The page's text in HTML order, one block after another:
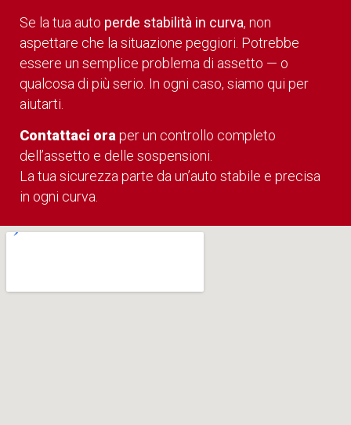
Se la tua auto perde stabilità in curva, non
aspettare che la situazione peggiori. Potrebbe
essere un semplice problema di assetto — o
qualcosa di più serio. In ogni caso, siamo qui per
aiutarti.
Contattaci ora per un controllo completo
dell’assetto e delle sospensioni.
La tua sicurezza parte da un’auto stabile e precisa
in ogni curva.